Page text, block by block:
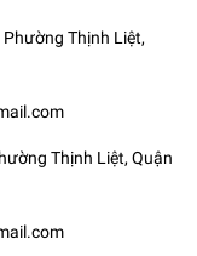
Thịnh Liệt,
Thịnh Liệt, Quận